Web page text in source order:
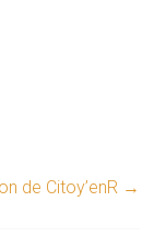
de Citoy’enR →